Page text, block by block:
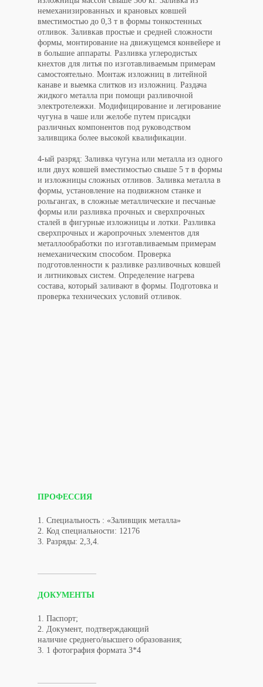
немеханизированных и крановых ковшей
вместимостью до 0,3 т в формы тонкостенных
отливок. Заливкав простые и средней сложности
формы, монтирование на движущемся конвейере и
в большие аппараты. Разливка углеродистых
кнехтов для литья по изготавливаемым примерам
самостоятельно. Монтаж изложниц в литейной
канаве и выемка слитков из изложниц. Раздача
жидкого металла при помощи разливочной
электротележки. Модифицирование и легирование
чугуна в чаше или желобе путем присадки
различных компонентов под руководством
заливщика более высокой квалификации.
4-ый разряд: Заливка чугуна или металла из одного
или двух ковшей вместимостью свыше 5 т в формы
и изложницы сложных отливов. Заливка металла в
формы, установление на подвижном станке и
рольгангах, в сложные металлические и песчаные
формы или разливка прочных и сверхпрочных
сталей в фигурные изложницы и лотки. Разливка
сверхпрочных и жаропрочных элементов для
металлообработки по изготавливаемым примерам
немеханическим способом. Проверка
подготовленности к разливке разливочных ковшей
и литниковых систем. Определение нагрева
состава, который заливают в формы. Подготовка и
проверка технических условий отливок.
ПРОФЕССИЯ
ДОКУМЕНТЫ
1. Специальность : «Заливщик металла»
2. Код специальности: 12176
3. Разряды: 2,3,4.
1. Паспорт;
2. Документ, подтверждающий
наличие среднего/высшего образования;
3. 1 фотография формата 3*4